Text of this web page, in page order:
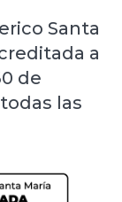
Santa
a
de
las